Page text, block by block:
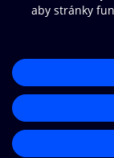
© O2 Czech
Přístupnost
Zásady
Nastavení cookies